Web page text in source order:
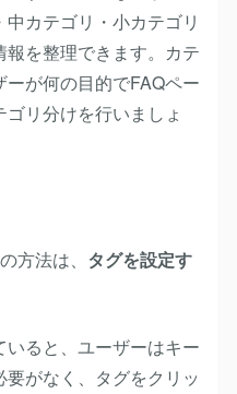
カテゴリ・小カテゴリ
を整理できます。カテ
が何の目的でFAQペー
リ分けを行いましょ
方法は、 タグを設定す
ると、ユーザーはキー
がなく、タグをクリッ